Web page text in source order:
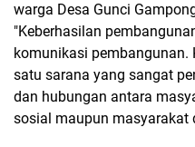
warga Desa Gunci
"Keberhasilan
komunikasi
satu sarana yang sangat
dan hubungan antara
sosial maupun masyarakat